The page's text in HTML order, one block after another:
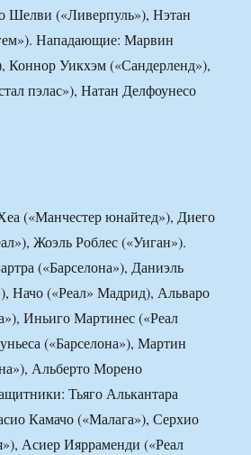
Шелви («Ливерпуль»), Нэтан
Нападающие: Марвин
Коннор Уикхэм («Сандерленд»),
пэлас»), Натан Делфоунесо
(«Манчестер юнайтед»), Диего
Жоэль Роблес («Уиган»).
(«Барселона»), Даниэль
Начо («Реал» Мадрид), Альваро
Иньиго Мартинес («Реал
(«Барселона»), Мартин
Альберто Морено
Тьяго Алькантара
Камачо («Малага»), Серхио
Асиер Иярраменди («Реал